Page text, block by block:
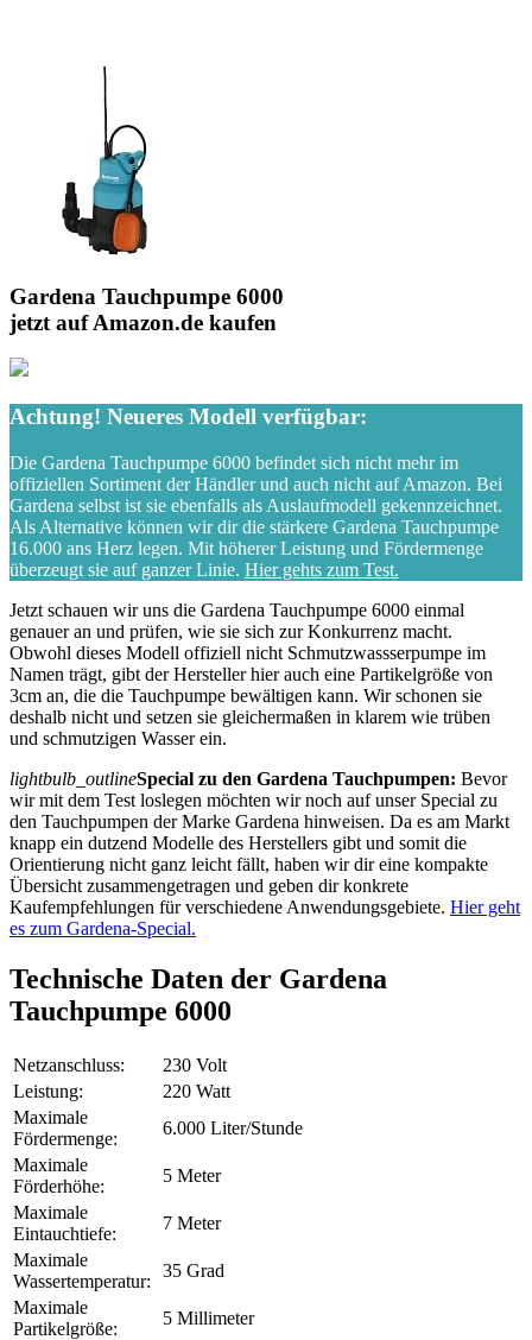
Gardena Tauchpumpe 6000
jetzt auf Amazon.de kaufen
Achtung! Neueres Modell verfügbar:
Die Gardena Tauchpumpe 6000 befindet sich nicht mehr im
offiziellen Sortiment der Händler und auch nicht auf Amazon. Bei
Gardena selbst ist sie ebenfalls als Auslaufmodell gekennzeichnet.
Als Alternative können wir dir die stärkere Gardena Tauchpumpe
16.000 ans Herz legen. Mit höherer Leistung und Fördermenge
überzeugt sie auf ganzer Linie. Hier gehts zum Test.
Jetzt schauen wir uns die Gardena Tauchpumpe 6000 einmal
genauer an und prüfen, wie sie sich zur Konkurrenz macht.
Obwohl dieses Modell offiziell nicht Schmutzwassserpumpe im
Namen trägt, gibt der Hersteller hier auch eine Partikelgröße von
3cm an, die die Tauchpumpe bewältigen kann. Wir schonen sie
deshalb nicht und setzen sie gleichermaßen in klarem wie trüben
und schmutzigen Wasser ein.
lightbulb_outlineSpecial zu den Gardena Tauchpumpen: Bevor
wir mit dem Test loslegen möchten wir noch auf unser Special zu
den Tauchpumpen der Marke Gardena hinweisen. Da es am Markt
knapp ein dutzend Modelle des Herstellers gibt und somit die
Orientierung nicht ganz leicht fällt, haben wir dir eine kompakte
Übersicht zusammengetragen und geben dir konkrete
Kaufempfehlungen für verschiedene Anwendungsgebiete. Hier geht
es zum Gardena-Special.
Technische Daten der Gardena
Tauchpumpe 6000
Netzanschluss:
230 Volt
Leistung:
220 Watt
Maximale
Fördermenge:
6.000 Liter/Stunde
Maximale
Förderhöhe:
5 Meter
Maximale
Eintauchtiefe:
7 Meter
Maximale
Wassertemperatur:
35 Grad
Maximale
Partikelgröße:
5 Millimeter